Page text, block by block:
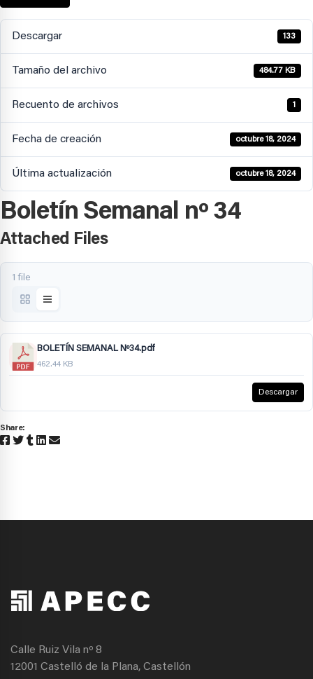
Descargar 133
Tamaño del archivo 484.77 KB
Recuento de archivos 1
Fecha de creación octubre 18, 2024
Última actualización octubre 18, 2024
Boletín Semanal nº 34
Attached Files
1 file
BOLETÍN SEMANAL Nº34.pdf
462.44 KB
Descargar
Share:
Calle Ruiz Vila nº 8
12001 Castelló de la Plana, Castellón